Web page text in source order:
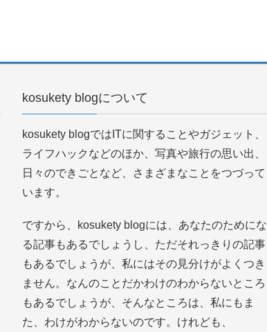
kosukety blogについて
kosukety blogではITに関することやガジェット、
ライフハックなどのほか、写真や旅行の思い出、
日々のできごとなど、さまざまなことをつづって
います。
ですから、kosukety blogには、あなたのためにな
る記事もあるでしょうし、ただそれっきりの記事
もあるでしょうが、私にはその見分けがよくつき
ません。なんのことだかわけのわからないところ
もあるでしょうが、そんなところは、私にもま
た、わけがわからないのです。けれども、